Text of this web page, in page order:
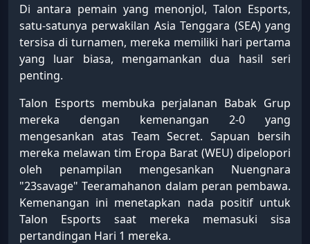
Di antara pemain yang menonjol, Talon Esports,
satu-satunya perwakilan Asia Tenggara (SEA) yang
tersisa di turnamen, mereka memiliki hari pertama
yang luar biasa, mengamankan dua hasil seri
penting.
Talon Esports membuka perjalanan Babak Grup
mereka dengan kemenangan 2-0 yang
mengesankan atas Team Secret. Sapuan bersih
mereka melawan tim Eropa Barat (WEU) dipelopori
oleh penampilan mengesankan Nuengnara
"23savage" Teeramahanon dalam peran pembawa.
Kemenangan ini menetapkan nada positif untuk
Talon Esports saat mereka memasuki sisa
pertandingan Hari 1 mereka.